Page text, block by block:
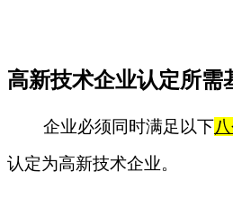
高新技术企业认定所需
企业必须同时满足以下
认定为高新技术企业。